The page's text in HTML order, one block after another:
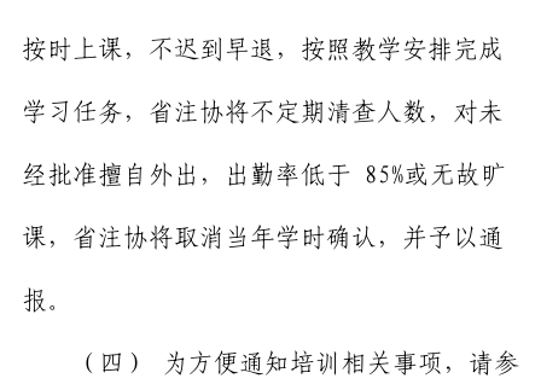
按时上课，不迟到早退，按照教学安排完成
学习任务，省注协将不定期清查人数， 对未
经批准擅自外出，出勤率低于 85%或无故旷
课， 省注协将取消当年学时确认，并予以通
报。
（四） 为方便通知培训相关事项，请参